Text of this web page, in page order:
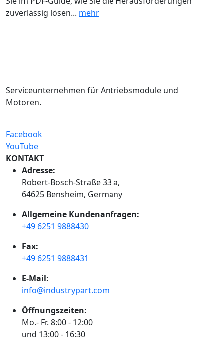
zuverlässig lösen... mehr
Serviceunternehmen für Antriebsmodule und
Motoren.
Facebook
YouTube
KONTAKT
Adresse:
Robert-Bosch-Straße 33 a,
64625 Bensheim, Germany
Allgemeine Kundenanfragen:
+49 6251 9888430
Fax:
+49 6251 9888431
E-Mail:
info@industrypart.com
Öffnungszeiten:
Mo.- Fr. 8:00 - 12:00
und 13:00 - 16:30